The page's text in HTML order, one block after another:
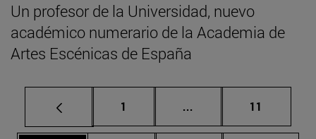
Un profesor de la Universidad, nuevo
académico numerario de la Academia de
Artes Escénicas de España
Página
1 ... Páginas intermedias
Página
11